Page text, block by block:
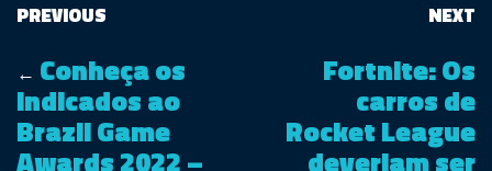
PREVIOUS
← Conheça os
indicados ao
Brazil Game
Awards 2022 –
NEXT
Fortnite: Os
carros de
Rocket League
deveriam ser